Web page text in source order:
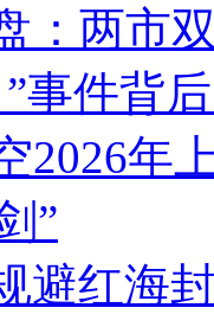
：两市
事件背
2026年
”
避红海